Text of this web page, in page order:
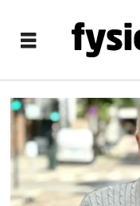
Tag:
valg